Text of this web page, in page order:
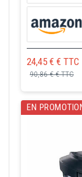
24,45 € € TTC
90,86 € € TTC
EN